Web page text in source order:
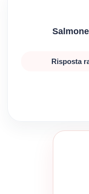
Risposta